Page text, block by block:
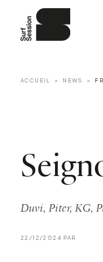
ACCUEIL NEWS
Duvi, Piter, KG,
22/12/2024 PAR